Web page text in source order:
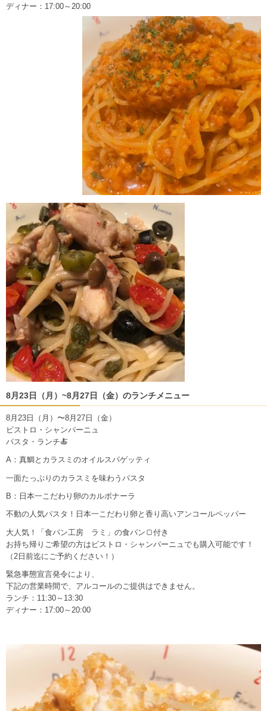
ディナー：17:00～20:00
8月23日（月）~8月27日（金）のランチメニュー
8月23日（月）〜8月27日（金）
ビストロ・シャンパーニュ
パスタ・ランチ🍝
A：真鯛とカラスミのオイルスパゲッティ
一面たっぷりのカラスミを味わうパスタ
B：日本一こだわり卵のカルボナーラ
不動の人気パスタ！日本一こだわり卵と香り高いアンコールペッパー
大人気！「食パン工房 ラミ」の食パン🍞付き
お持ち帰りご希望の方はビストロ・シャンパーニュでも購入可能です！
（2日前迄にご予約ください！）
緊急事態宣言発令により、
下記の営業時間で、アルコールのご提供はできません。
ランチ：11:30～13:30
ディナー：17:00～20:00